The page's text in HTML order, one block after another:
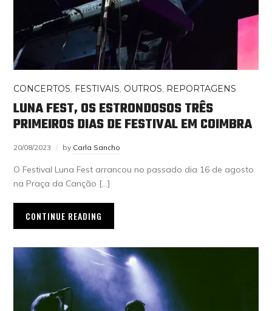
CONCERTOS, FESTIVAIS, OUTROS, REPORTAGENS
LUNA FEST, OS ESTRONDOSOS TRÊS
PRIMEIROS DIAS DE FESTIVAL EM COIMBRA
20/08/2023 by Carla Sancho
O Festival Luna Fest arrancou no passado dia 16 de agosto
na Praça da Canção […]
CONTINUE READING